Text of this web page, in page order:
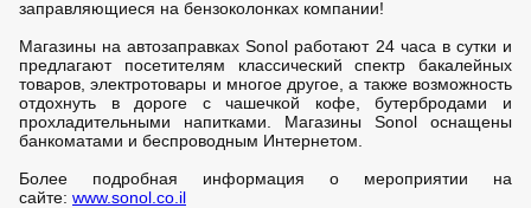
заправляющиеся на бензоколонках компании!
Магазины на автозаправках Sonol работают 24 часа в сутки и
предлагают посетителям классический спектр бакалейных
товаров, электротовары и многое другое, а также возможность
отдохнуть в дороге с чашечкой кофе, бутербродами и
прохладительными напитками. Магазины Sonol оснащены
банкоматами и беспроводным Интернетом.
Более подробная информация о мероприятии на
сайте: www.sonol.co.il